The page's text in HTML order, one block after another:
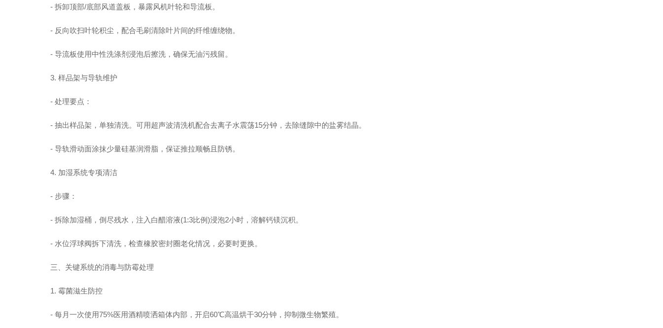
- 拆卸顶部/底部风道盖板，暴露风机叶轮和导流板。
- 反向吹扫叶轮积尘，配合毛刷清除叶片间的纤维缠绕物。
- 导流板使用中性洗涤剂浸泡后擦洗，确保无油污残留。
3. 样品架与导轨维护
- 处理要点：
- 抽出样品架，单独清洗。可用超声波清洗机配合去离子水震荡15分钟，去除缝隙中的盐雾结晶。
- 导轨滑动面涂抹少量硅基润滑脂，保证推拉顺畅且防锈。
4. 加湿系统专项清洁
- 步骤：
- 拆除加湿桶，倒尽残水，注入白醋溶液(1:3比例)浸泡2小时，溶解钙镁沉积。
- 水位浮球阀拆下清洗，检查橡胶密封圈老化情况，必要时更换。
三、关键系统的消毒与防霉处理
1. 霉菌滋生防控
- 每月一次使用75%医用酒精喷洒箱体内部，开启60℃高温烘干30分钟，抑制微生物繁殖。